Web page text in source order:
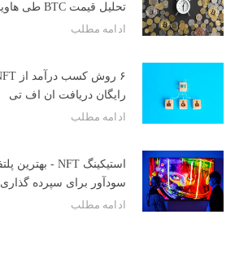
تحلیل قیمت BTC طی هاوینگ
ادامه مطلب
رایگان دریافت ان اف تی
ادامه مطلب
سودآور برای سپرده گذاری
ادامه مطلب